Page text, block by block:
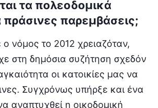
τα πολεοδομικά
πράσινες παρεμβάσεις;
νόμος το 2012 χρειαζόταν,
στη δημόσια συζήτηση σχεδόν
οι κατοικίες μας να
Συγχρόνως υπήρξε και ένα
αναπτυχθεί η οικοδομική